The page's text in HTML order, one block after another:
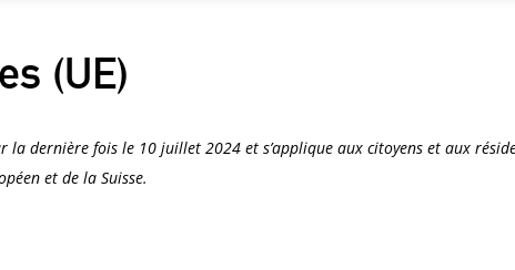
(UE)
dernière fois le 10 juillet 2024 et s’applique aux citoyens et aux
et de la Suisse.